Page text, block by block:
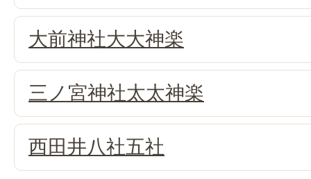
大前神社大大神楽
三ノ宮神社太太神楽
西田井八社五社